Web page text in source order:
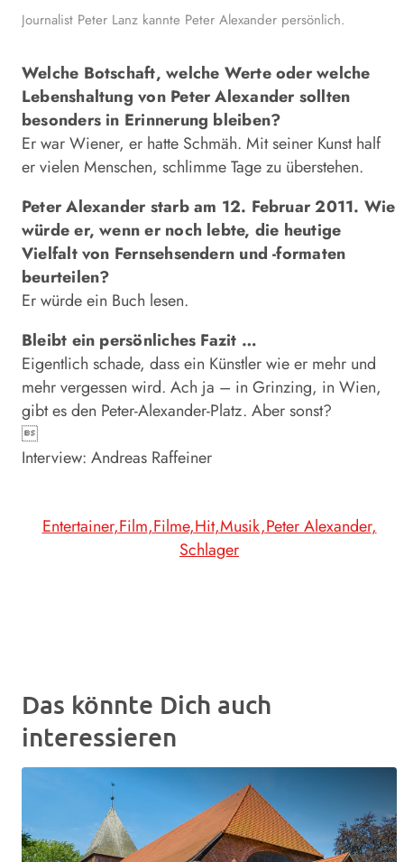
Journalist Peter Lanz kannte Peter Alexander persönlich.
Welche Botschaft, welche Werte oder welche
Lebenshaltung von Peter Alexander sollten
besonders in Erinnerung bleiben?
Er war Wiener, er hatte Schmäh. Mit seiner Kunst half
er vielen Menschen, schlimme Tage zu überstehen.
Peter Alexander starb am 12. Februar 2011. Wie
würde er, wenn er noch lebte, die heutige
Vielfalt von Fernsehsendern und -formaten
beurteilen?
Er würde ein Buch lesen.
Bleibt ein persönliches Fazit …
Eigentlich schade, dass ein Künstler wie er mehr und
mehr vergessen wird. Ach ja – in Grinzing, in Wien,
gibt es den Peter-Alexander-Platz. Aber sonst?

Interview: Andreas Raffeiner
Entertainer Film Filme Hit Musik Peter Alexander
Schlager
Das könnte Dich auch
interessieren